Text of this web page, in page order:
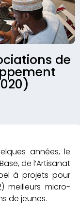
de
années, le
de l’Artisanat
à projets pour
meilleurs micro-
de jeunes.